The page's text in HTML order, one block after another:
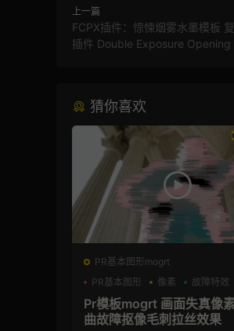
上一篇
FCPX插件：惊悚烟雾水墨模板
插件 Double Exposure Opening
猜你喜欢
PR基本图形mogrt
PR基本图形
像素 故障特效
Pr模板mogrt 画面失真像
曲故障抠像毛刺拉丝效果